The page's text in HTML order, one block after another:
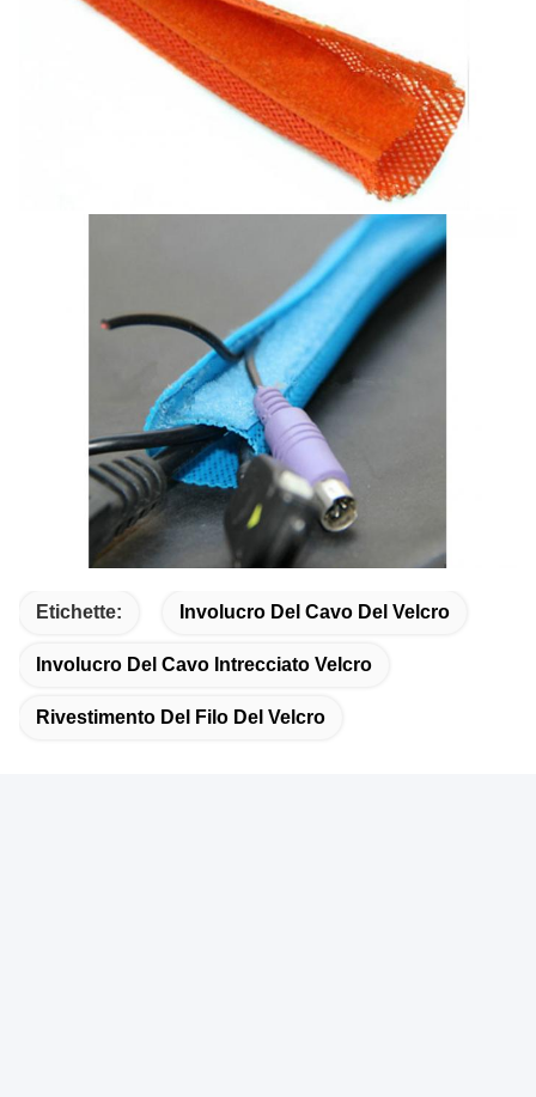
Etichette: Involucro Del Cavo Del Velcro
Involucro Del Cavo Intrecciato Velcro
Rivestimento Del Filo Del Velcro